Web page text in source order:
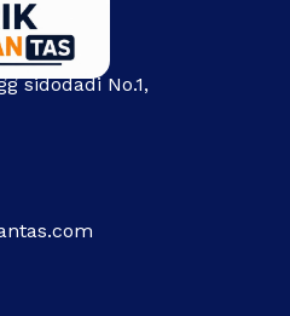
sidodadi No.1,